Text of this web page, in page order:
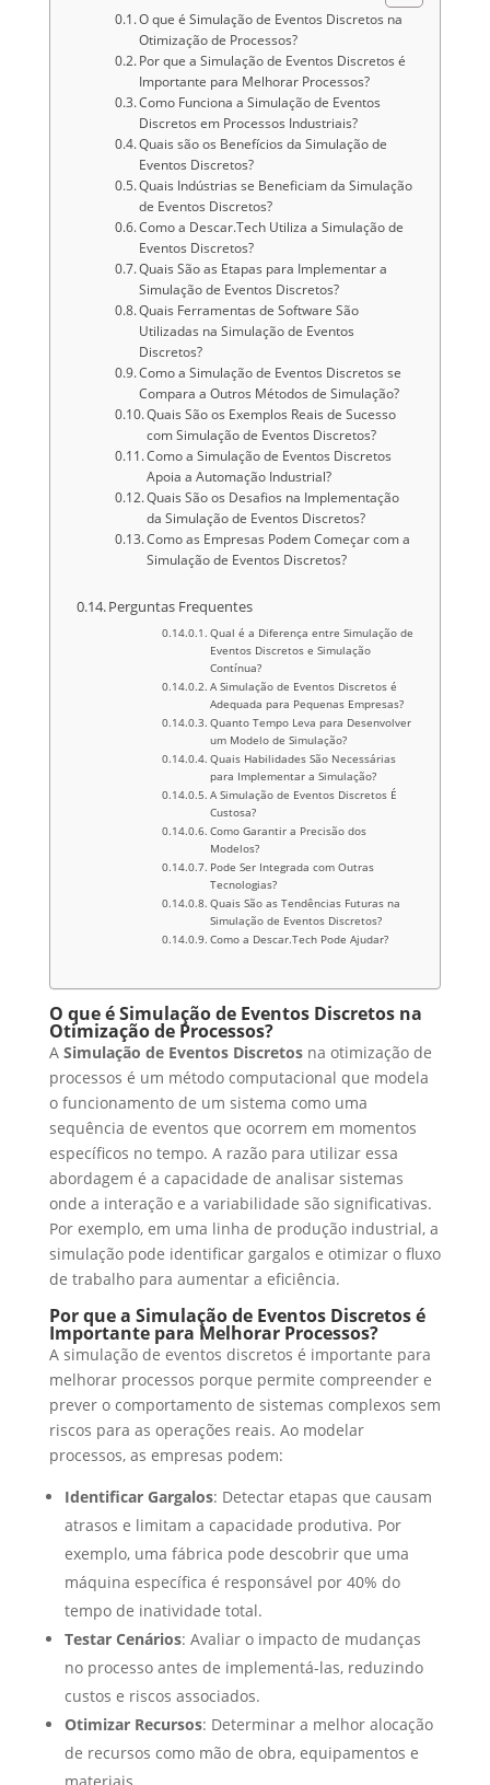
O que é Simulação de Eventos Discretos na
Otimização de Processos?
Por que a Simulação de Eventos Discretos é
Importante para Melhorar Processos?
Como Funciona a Simulação de Eventos
Discretos em Processos Industriais?
Quais são os Benefícios da Simulação de
Eventos Discretos?
Quais Indústrias se Beneficiam da Simulação
de Eventos Discretos?
Como a Descar.Tech Utiliza a Simulação de
Eventos Discretos?
Quais São as Etapas para Implementar a
Simulação de Eventos Discretos?
Quais Ferramentas de Software São
Utilizadas na Simulação de Eventos
Discretos?
Como a Simulação de Eventos Discretos se
Compara a Outros Métodos de Simulação?
Quais São os Exemplos Reais de Sucesso
com Simulação de Eventos Discretos?
Como a Simulação de Eventos Discretos
Apoia a Automação Industrial?
Quais São os Desafios na Implementação
da Simulação de Eventos Discretos?
Como as Empresas Podem Começar com a
Simulação de Eventos Discretos?
Perguntas Frequentes
Qual é a Diferença entre Simulação de
Eventos Discretos e Simulação
Contínua?
A Simulação de Eventos Discretos é
Adequada para Pequenas Empresas?
Quanto Tempo Leva para Desenvolver
um Modelo de Simulação?
Quais Habilidades São Necessárias
para Implementar a Simulação?
A Simulação de Eventos Discretos É
Custosa?
Como Garantir a Precisão dos
Modelos?
Pode Ser Integrada com Outras
Tecnologias?
Quais São as Tendências Futuras na
Simulação de Eventos Discretos?
Como a Descar.Tech Pode Ajudar?
O que é Simulação de Eventos Discretos na
Otimização de Processos?
A Simulação de Eventos Discretosna otimização de
processos é um método computacional que modela
o funcionamento de um sistema como uma
sequência de eventos que ocorrem em momentos
específicos no tempo. A razão para utilizar essa
abordagem é a capacidade de analisar sistemas
onde a interação e a variabilidade são significativas.
Por exemplo, em uma linha de produção industrial, a
simulação pode identificar gargalos e otimizar o fluxo
de trabalho para aumentar a eficiência.
Por que a Simulação de Eventos Discretos é
Importante para Melhorar Processos?
A simulação de eventos discretos é importante para
melhorar processos porque permite compreender e
prever o comportamento de sistemas complexos sem
riscos para as operações reais. Ao modelar
processos, as empresas podem:
Identificar Gargalos: Detectar etapas que causam
atrasos e limitam a capacidade produtiva. Por
exemplo, uma fábrica pode descobrir que uma
máquina específica é responsável por 40% do
tempo de inatividade total.
Testar Cenários: Avaliar o impacto de mudanças
no processo antes de implementá-las, reduzindo
custos e riscos associados.
Otimizar Recursos: Determinar a melhor alocação
de recursos como mão de obra, equipamentos e